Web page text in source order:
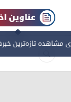
عناوین
مشاهده‌ تازه‌ترین